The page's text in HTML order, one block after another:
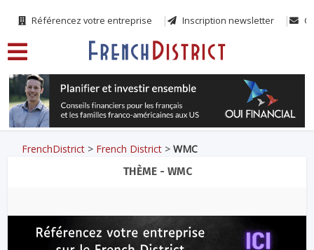
Référencez votre entreprise Inscription newsletter
FrenchDistrict > French District >WMC
THÈME - WMC